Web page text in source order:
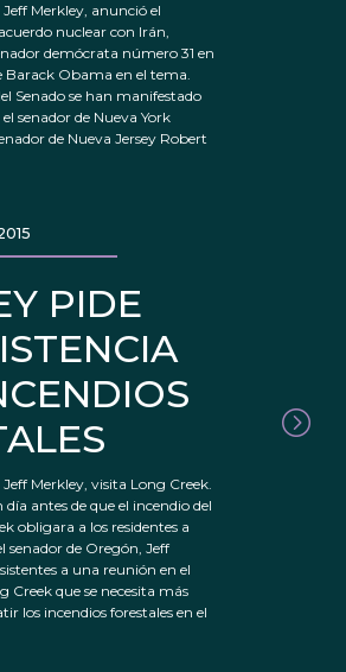
Merkley, anunció el
nuclear con Irán,
demócrata número 31 en
Barack Obama en el tema.
Senado se han manifestado
senador de Nueva York
de Nueva Jersey Robert
PIDE
Merkley, visita Long Creek.
día antes de que el incendio del
obligara a los residentes a
senador de Oregón, Jeff
a una reunión en el
que se necesita más
los incendios forestales en el